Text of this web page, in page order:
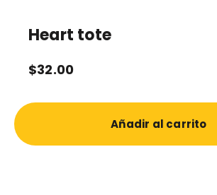
Heart tote
$32.00
Añadir al carrito